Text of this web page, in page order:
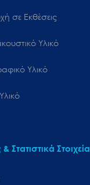
σε Εκθέσεις
Υλικό
Υλικό
Στατιστικά Στοιχεία